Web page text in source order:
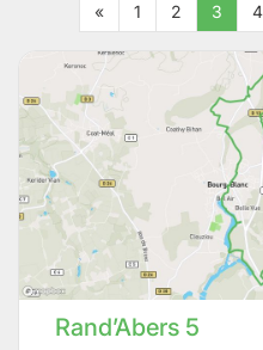
« 1 2 3 4
Rand’Abers 5